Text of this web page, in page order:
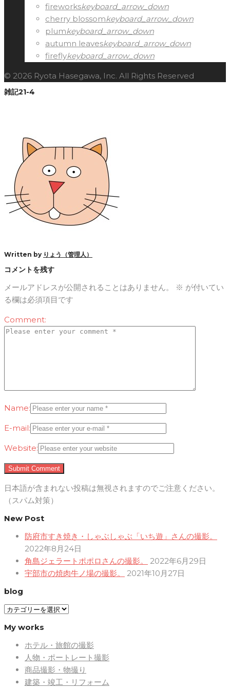
fireworkskeyboard_arrow_down
cherry blossomkeyboard_arrow_down
plumkeyboard_arrow_down
autumn leaveskeyboard_arrow_down
fireflykeyboard_arrow_down
© 2026 Ryota Hasegawa, Inc. All Rights Reserved
雑記21-4
Written by りょう（管理人）
コメントを残す
メールアドレスが公開されることはありません。 ※ が付いてい
る欄は必須項目です
Comment:
Name:
E-mail:
Website:
日本語が含まれない投稿は無視されますのでご注意ください。
（スパム対策）
New Post
防府市すき焼き・しゃぶしゃぶ「いち遊」さんの撮影。
2022年8月24日
角島ジェラートポポロさんの撮影。
2022年6月29日
宇部市の焼肉牛ノ場の撮影。
2021年10月27日
blog
blog
My works
ホテル・旅館の撮影
人物・ポートレート撮影
商品撮影・物撮り
建築・竣工・リフォーム